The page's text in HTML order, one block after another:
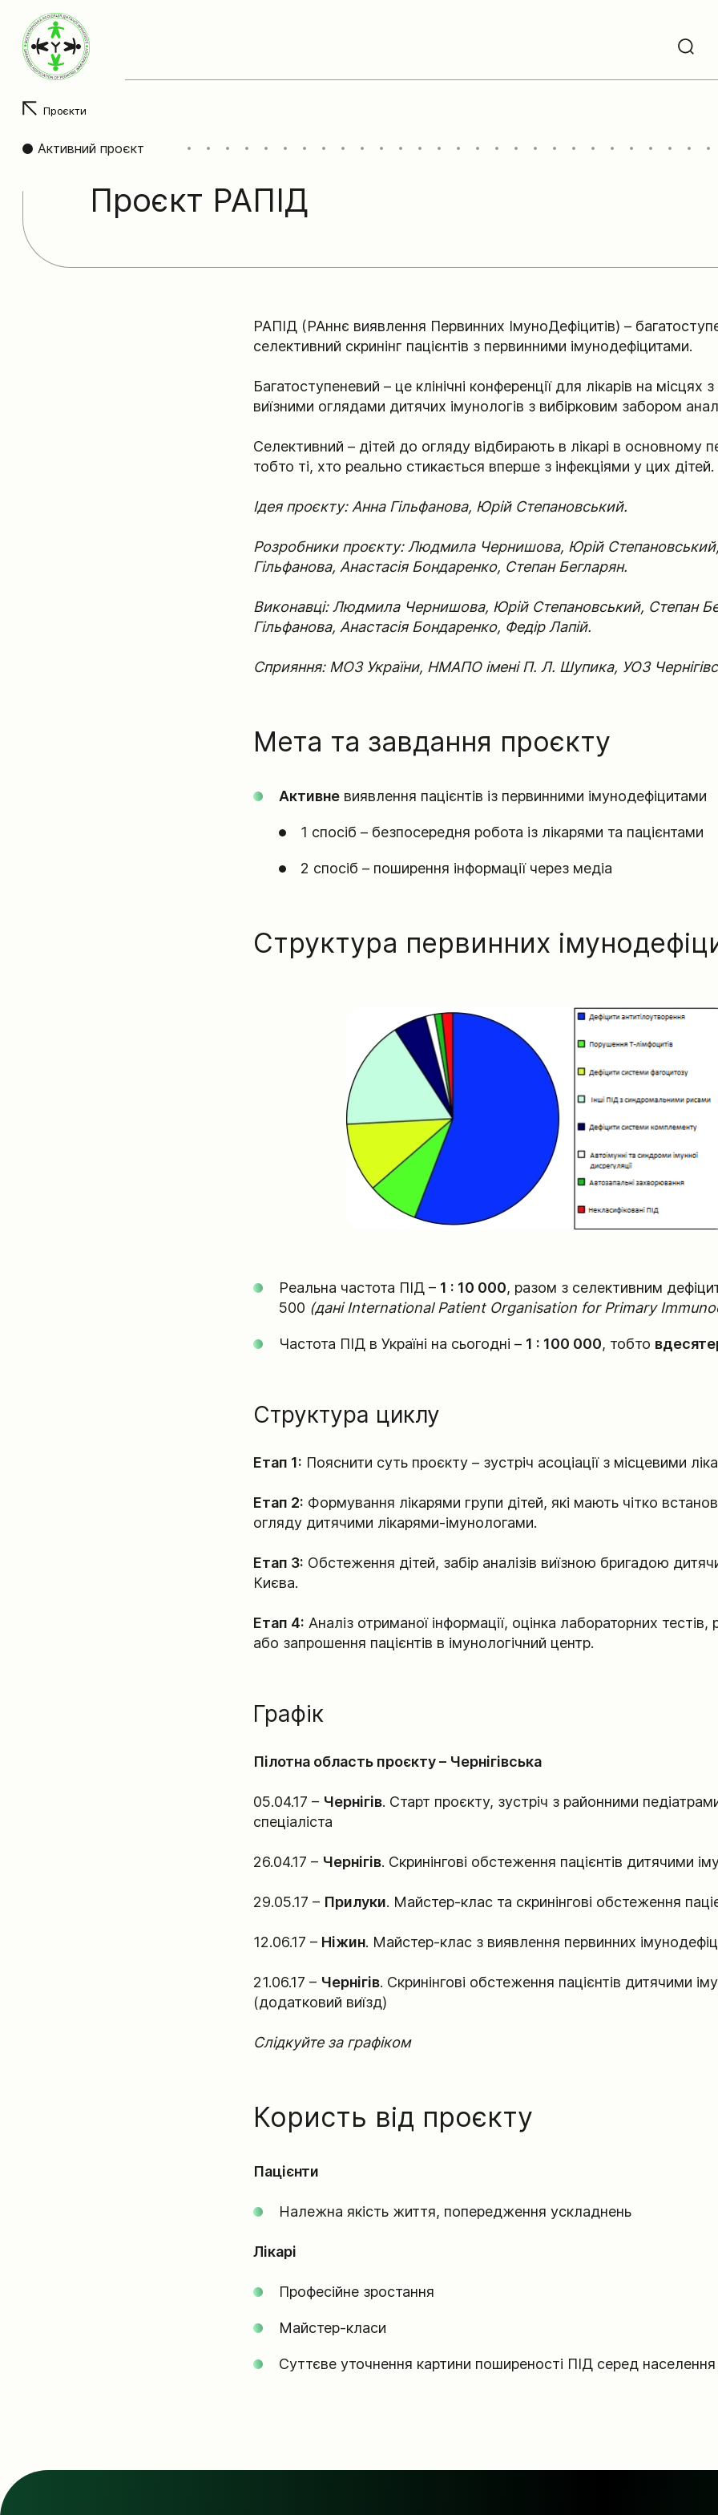
Проєкти
Активний проєкт
Проєкт РАПІД
РАПІД (РАннє виявлення Первинних ІмуноДефіцитів) –
селективний скринінг пацієнтів з первинними імунодефіцитами.
Багатоступеневий – це клінічні конференції для лікарів на місцях
виїзними оглядами дитячих імунологів з вибірковим забором
Селективний – дітей до огляду відбирають в лікарі в основному
тобто ті, хто реально стикається вперше з інфекціями у цих дітей.
Ідея проєкту: Анна Гільфанова, Юрій Степановський.
Розробники проєкту: Людмила Чернишова, Юрій
Гільфанова, Анастасія Бондаренко, Степан Бегларян.
Виконавці: Людмила Чернишова, Юрій Степановський, Степан
Гільфанова, Анастасія Бондаренко, Федір Лапій.
Сприяння: МОЗ України, НМАПО імені П. Л. Шупика, УОЗ
Мета та завдання проєкту
Активне виявлення пацієнтів із первинними імунодефіцитами
1 спосіб – безпосередня робота із лікарями та пацієнтами
2 спосіб – поширення інформації через медіа
Структура первинних
Реальна частота ПІД – 1 : 10 000, разом з селективним
500 (дані International Patient Organisation for Primary
Частота ПІД в Україні на сьогодні – 1 : 100 000, тобто
Структура циклу
Етап 1: Пояснити суть проєкту – зустріч асоціації з місцевими
Етап 2: Формування лікарями групи дітей, які мають чітко
огляду дитячими лікарями-імунологами.
Етап 3: Обстеження дітей, забір аналізів виїзною бригадою
Києва.
Етап 4: Аналіз отриманої інформації, оцінка лабораторних тестів,
або запрошення пацієнтів в імунологічний центр.
Графік
Пілотна область проєкту – Чернігівська
05.04.17 – Чернігів. Старт проєкту, зустріч з районними
спеціаліста
26.04.17 – Чернігів. Скринінгові обстеження пацієнтів дитячими
29.05.17 – Прилуки. Майстер-клас та скринінгові обстеження
12.06.17 – Ніжин. Майстер-клас з виявлення первинних
21.06.17 – Чернігів. Скринінгові обстеження пацієнтів дитячими
(додатковий виїзд)
Слідкуйте за графіком
Користь від проєкту
Пацієнти
Належна якість життя, попередження ускладнень
Лікарі
Професійне зростання
Майстер-класи
Суттєве уточнення картини поширеності ПІД серед населення